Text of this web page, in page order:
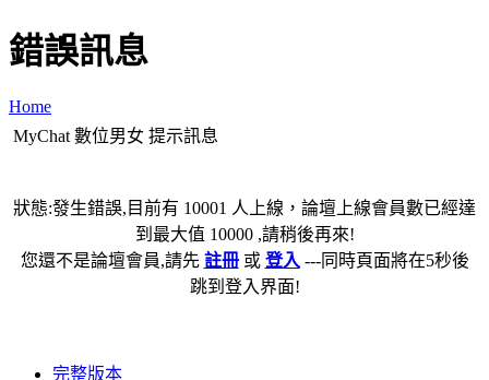
錯誤訊息
Home
MyChat 數位男女 提示訊息
狀態:發生錯誤,目前有 10001 人上線，論壇上線會員數已經達
到最大值 10000 ,請稍後再來!
您還不是論壇會員,請先 註冊或 登入 ---同時頁面將在5秒後
跳到登入界面!
完整版本